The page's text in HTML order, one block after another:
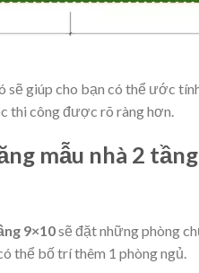
giúp cho bạn có thể ước
thi công được rõ ràng hơn.
mẫu nhà 2
9×10sẽ đặt những phòng
thể bố trí thêm 1 phòng ngủ.